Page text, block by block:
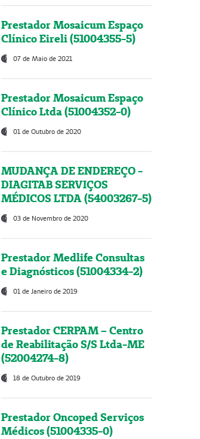
Prestador Mosaicum Espaço
Clínico Eireli (51004355-5)
07 de Maio de 2021
Prestador Mosaicum Espaço
Clínico Ltda (51004352-0)
01 de Outubro de 2020
MUDANÇA DE ENDEREÇO -
DIAGITAB SERVIÇOS
MÉDICOS LTDA (54003267-5)
03 de Novembro de 2020
Prestador Medlife Consultas
e Diagnósticos (51004334-2)
01 de Janeiro de 2019
Prestador CERPAM – Centro
de Reabilitação S/S Ltda-ME
(52004274-8)
18 de Outubro de 2019
Prestador Oncoped Serviços
Médicos (51004335-0)